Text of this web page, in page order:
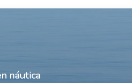
náutica